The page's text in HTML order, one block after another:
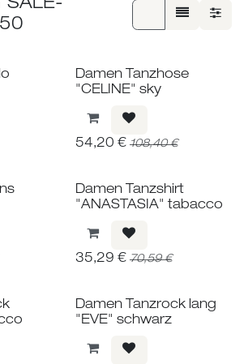
SALE-
Damen Tanzhose
"CELINE" sky
54,20 € 108,40€
Damen Tanzshirt
"ANASTASIA" tabacco
35,29 € 70,59€
Damen Tanzrock lang
"EVE" schwarz